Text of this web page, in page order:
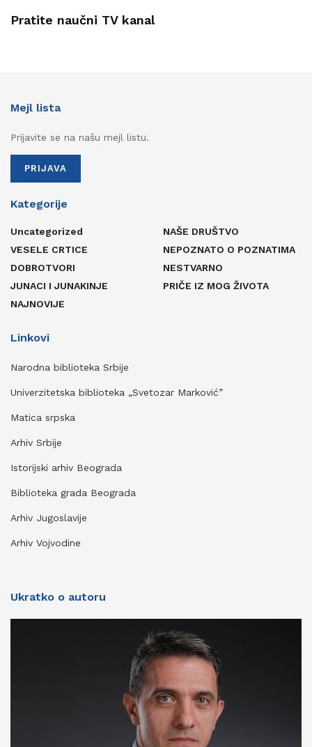
Pratite naučni TV kanal
Mejl lista
Prijavite se na našu mejl listu.
PRIJAVA
Kategorije
Uncategorized
VESELE CRTICE
DOBROTVORI
JUNACI I JUNAKINJE
NAJNOVIJE
NAŠE DRUŠTVO
NEPOZNATO O POZNATIMA
NESTVARNO
PRIČE IZ MOG ŽIVOTA
Linkovi
Narodna biblioteka Srbije
Univerzitetska biblioteka „Svetozar Marković”
Matica srpska
Arhiv Srbije
Istorijski arhiv Beograda
Biblioteka grada Beograda
Arhiv Jugoslavije
Arhiv Vojvodine
Ukratko o autoru